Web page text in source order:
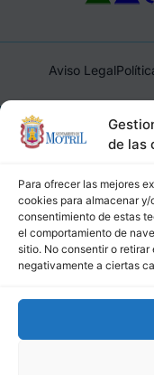
de las
Para ofrecer las mejores
cookies para almacenar
consentimiento de estas
el comportamiento de
sitio. No consentir o
negativamente a ciertas
Aviso Legal
Ayuntamiento de
(Granada),